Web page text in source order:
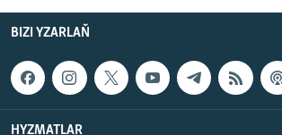
BIZI YZARLAŇ
HYZMATLAR